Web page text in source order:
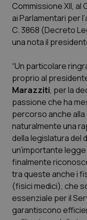
Studi e Analisi
Lettere al
Edizioni
QS Pro
Professionisti
Abruzzo
Basilicata
Calabria
QS Pro Gold
Artrite &
Asma & BPCO
QS Club
Commissione XII, al
ai Parlamentari per
C. 3868 (Decreto
una nota il
“Un particolare
proprio al
Marazziti, per la
passione che ha
percorso anche alla
naturalmente una
della legislatura del
un’importante
finalmente
tra queste anche i
(fisici medici), che
essenziale per il
garantiscono